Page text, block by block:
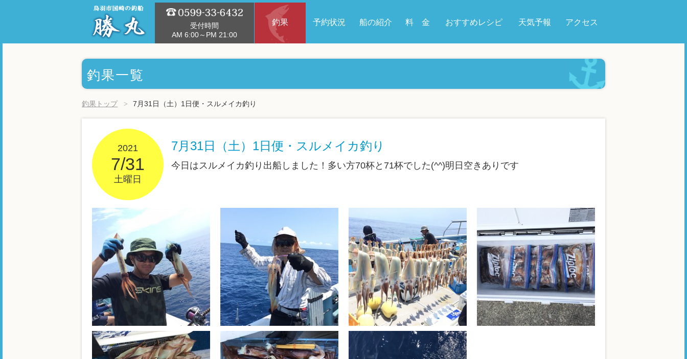
受付時間
AM 6:00～PM 21:00
釣果 予約状況 船の紹介 料 金 おすすめレシピ 天気予報 アクセス
釣果一覧
釣果トップ 7月31日（土）1日便・スルメイカ釣り
2021
7/31
土曜日
7月31日（土）1日便・スルメイカ釣り
今日はスルメイカ釣り出船しました！多い方70杯と71杯でした(^^)明日空きありです